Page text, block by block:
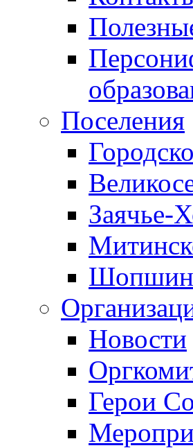
Поселения
Заячье-
Новости
Герои